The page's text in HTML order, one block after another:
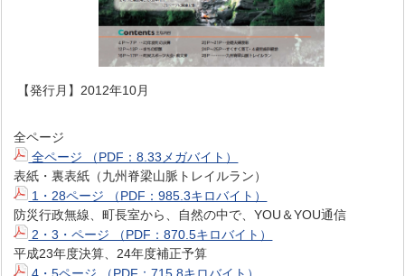
【発行月】2012年10月
全ページ
全ページ （PDF：8.33メガバイト）
表紙・裏表紙（九州脊梁山脈トレイルラン）
1・28ページ （PDF：985.3キロバイト）
防災行政無線、町長室から、自然の中で、YOU＆YOU通信
2・3・ページ （PDF：870.5キロバイト）
平成23年度決算、24年度補正予算
4・5ページ （PDF：715.8キロバイト）